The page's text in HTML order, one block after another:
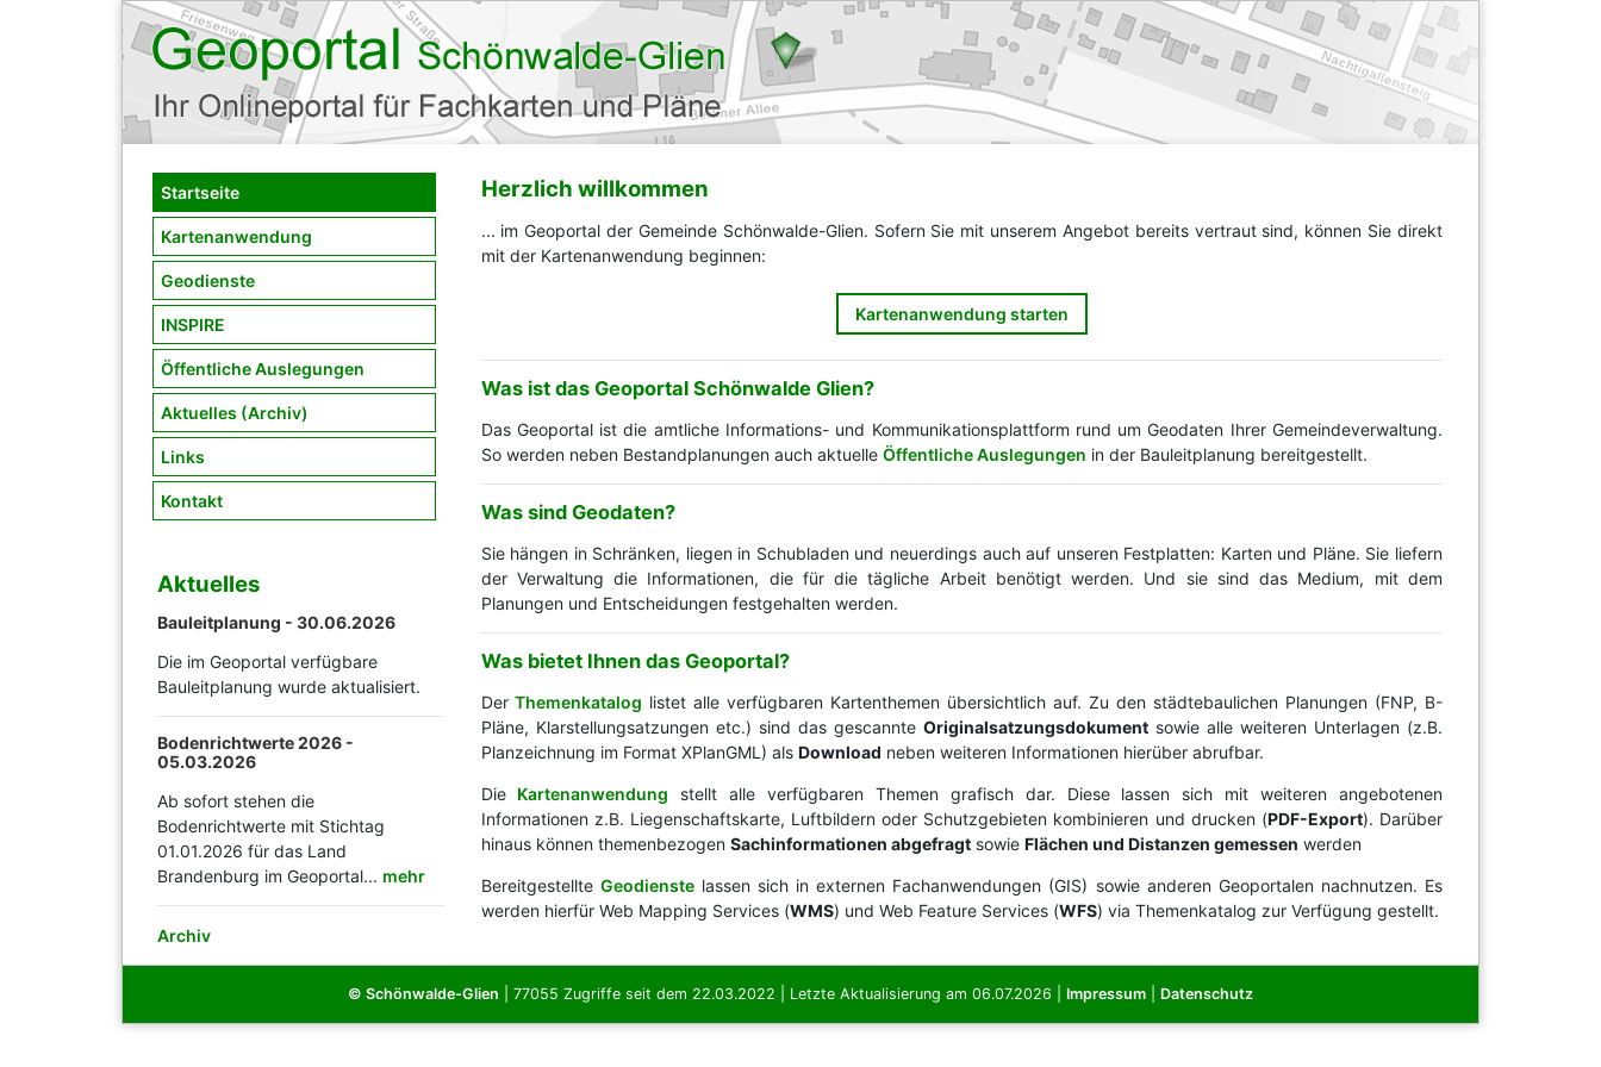
Startseite
Kartenanwendung
Geodienste
INSPIRE
Öffentliche Auslegungen
Aktuelles (Archiv)
Links
Kontakt
Aktuelles
Bauleitplanung - 30.06.2026
Die im Geoportal verfügbare
Bauleitplanung wurde aktualisiert.
Bodenrichtwerte 2026 -
05.03.2026
Ab sofort stehen die
Bodenrichtwerte mit Stichtag
01.01.2026 für das Land
Brandenburg im Geoportal... mehr
Archiv
Herzlich willkommen
... im Geoportal der Gemeinde Schönwalde-Glien. Sofern Sie mit unserem Angebot bereits vertraut sind, können Sie direkt
mit der Kartenanwendung beginnen:
Kartenanwendung starten
Was ist das Geoportal Schönwalde Glien?
Das Geoportal ist die amtliche Informations- und Kommunikationsplattform rund um Geodaten Ihrer Gemeindeverwaltung.
So werden neben Bestandplanungen auch aktuelle Öffentliche Auslegungen in der Bauleitplanung bereitgestellt.
Was sind Geodaten?
Sie hängen in Schränken, liegen in Schubladen und neuerdings auch auf unseren Festplatten: Karten und Pläne. Sie liefern
der Verwaltung die Informationen, die für die tägliche Arbeit benötigt werden. Und sie sind das Medium, mit dem
Planungen und Entscheidungen festgehalten werden.
Was bietet Ihnen das Geoportal?
DerThemenkatalog listet alle verfügbaren Kartenthemen übersichtlich auf. Zu den städtebaulichen Planungen (FNP, B-
Pläne, Klarstellungsatzungen etc.) sind das gescannte Originalsatzungsdokumentsowie alle weiteren Unterlagen (z.B.
Planzeichnung im Format XPlanGML) als Download neben weiteren Informationen hierüber abrufbar.
Die Kartenanwendung stellt alle verfügbaren Themen grafisch dar. Diese lassen sich mit weiteren angebotenen
Informationen z.B. Liegenschaftskarte, Luftbildern oder Schutzgebieten kombinieren und drucken (PDF-Export). Darüber
hinaus können themenbezogen Sachinformationen abgefragtsowie Flächen und Distanzen gemessen werden
Bereitgestellte Geodienstelassen sich in externen Fachanwendungen (GIS) sowie anderen Geoportalen nachnutzen. Es
werden hierfür Web Mapping Services (WMS) und Web Feature Services (WFS) via Themenkatalog zur Verfügung gestellt.
© Schönwalde-Glien | 77055 Zugriffe seit dem 22.03.2022 | Letzte Aktualisierung am 06.07.2026 | Impressum Datenschutz